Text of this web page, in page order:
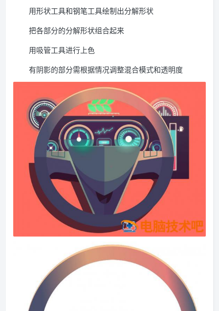
用形状工具和钢笔工具绘制出分解形状
把各部分的分解形状组合起来
用吸管工具进行上色
有阴影的部分需根据情况调整混合模式和透明度